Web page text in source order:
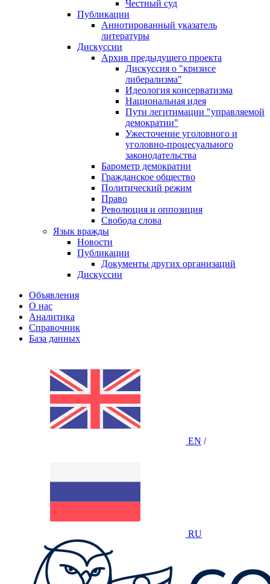
Честный суд
Публикации
Аннотированный указатель
литературы
Дискуссии
Архив предыдущего проекта
Дискуссия о "кризисе
либерализма"
Идеология консерватизма
Национальная идея
Пути легитимации "управляемой
демократии"
Ужесточение уголовного и
уголовно-процесуального
законодательства
Барометр демократии
Гражданское общество
Политический режим
Право
Революция и оппозиция
Свобода слова
Язык вражды
Новости
Публикации
Документы других организаций
Дискуссии
Объявления
О нас
Аналитика
Справочник
База данных
EN /
RU